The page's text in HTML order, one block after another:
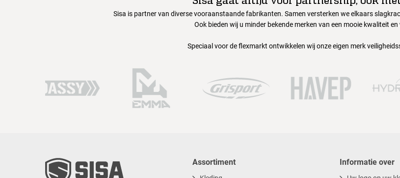
Sisa is partner van diverse vooraanstaande fabrikanten. Samen versterken we elkaars
Ook bieden wij u minder bekende merken van een mooie kwaliteit
Speciaal voor de flexmarkt ontwikkelen wij onze eigen merk
Assortiment Informatie over